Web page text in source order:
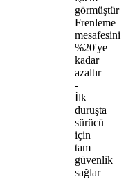
görmüştür
Frenleme
mesafesini
%20'ye
kadar
azaltır
-
İlk
duruşta
sürücü
için
tam
güvenlik
sağlar